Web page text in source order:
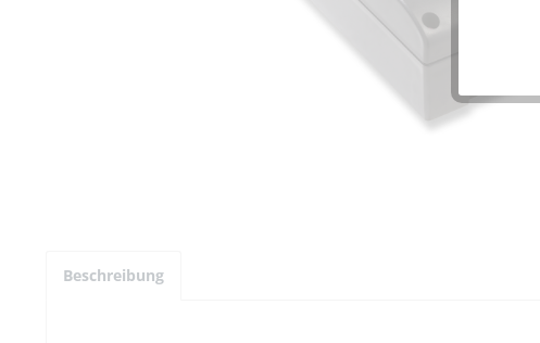
Beschreibung